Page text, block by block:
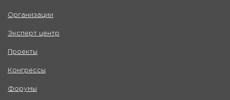
Организации
Эксперт центр
Проекты
Конгрессы
Форумы